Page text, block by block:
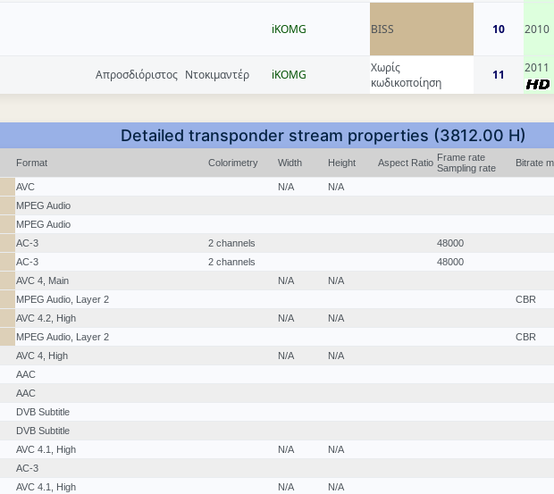
iKOMG BISS 10 2010
Απροσδιόριστος Ντοκιμαντέρ iKOMG
Χωρίς
κωδικοποίηση
11 2011
Detailed transponder stream properties (3812.00 H)
Format Colorimetry Width Height Aspect Ratio Frame rate
Sampling rate
Bitrate
AVC N/A N/A
MPEG Audio
MPEG Audio
AC-3 2 channels 48000
AC-3 2 channels 48000
AVC 4, Main N/A N/A
MPEG Audio, Layer 2 CBR
AVC 4.2, High N/A N/A
MPEG Audio, Layer 2 CBR
AVC 4, High N/A N/A
AAC
AAC
DVB Subtitle
DVB Subtitle
AVC 4.1, High N/A N/A
AC-3
AVC 4.1, High N/A N/A